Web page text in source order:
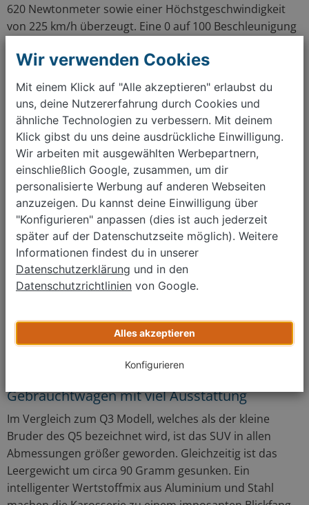
620 Newtonmeter sowie einer Höchstgeschwindigkeit
von 225 km/h überzeugt. Eine 0 auf 100 Beschleunigung
Sein 7-Gang-S Tronic Getriebe ist für Drehmomente bis
500 Newtonmeter ausgelegt. Sowohl beim 2.0 TFSI als
auch bei den neueren 3.0 TFSI und SQ5 TFSI Motoren ist
sogar ein 8-Gang-Tiptronic Getriebe serienmäßig
integriert. Diese Automatikgetriebe enthalten eine
kraftstoffsparende Freilauffunktion, die mit einem
Wählhebel oder mithilfe eines Schaltpaddels am Lenkrad
gesteuert wird. Die Signalübertragung läuft in beiden
Fällen elektronisch. Bei dem Audi Q5 S Tronic Getriebe
kann der Fahrer zudem selbst entscheiden, ob das
Schalten per Automatik oder manuell erfolgen soll. Doch
was wäre nur ein Audi Q5 ohne quattro Antrieb? Hier
kann beruhigend gesagt werden, dass sowohl beim Audi
Q5 S TDI Diesel als auch beim Benziner der quattro
jedoch die Q5 2.0 TDI Motoren vom Typ CAGA und CNHA,
bei denen der Antrieb über die Vorderachse erfolgt.
Gebrauchtwagen mit viel Ausstattung
Im Vergleich zum Q3 Modell, welches als der kleine
Bruder des Q5 bezeichnet wird, ist das SUV in allen
Abmessungen größer geworden. Gleichzeitig ist das
Leergewicht um circa 90 Gramm gesunken. Ein
intelligenter Wertstoffmix aus Aluminium und Stahl
Wir verwenden Cookies
Mit einem Klick auf "Alle akzeptieren" erlaubst du
uns, deine Nutzererfahrung durch Cookies und
ähnliche Technologien zu verbessern. Mit deinem
Klick gibst du uns deine ausdrückliche Einwilligung.
Wir arbeiten mit ausgewählten Werbepartnern,
einschließlich Google, zusammen, um dir
personalisierte Werbung auf anderen Webseiten
anzuzeigen. Du kannst deine Einwilligung über
"Konfigurieren" anpassen (dies ist auch jederzeit
später auf der Datenschutzseite möglich). Weitere
Informationen findest du in unserer
Datenschutzerklärung und in den
Datenschutzrichtlinien von Google.
Alles akzeptieren
Konfigurieren